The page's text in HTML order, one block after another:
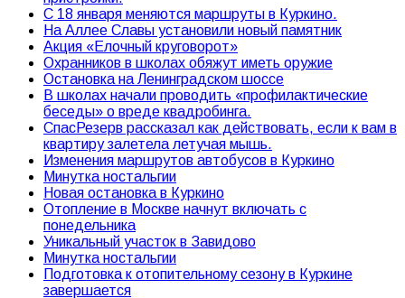
С 18 января меняются маршруты в Куркино.
На Аллее Славы установили новый памятник
Акция «Елочный круговорот»
Охранников в школах обяжут иметь оружие
Остановка на Ленинградском шоссе
В школах начали проводить «профилактические
беседы» о вреде квадробинга.
СпасРезерв рассказал как действовать, если к вам в
квартиру залетела летучая мышь.
Изменения маршрутов автобусов в Куркино
Минутка ностальгии
Новая остановка в Куркино
Отопление в Москве начнут включать с
понедельника
Уникальный участок в Завидово
Минутка ностальгии
Подготовка к отопительному сезону в Куркине
завершается